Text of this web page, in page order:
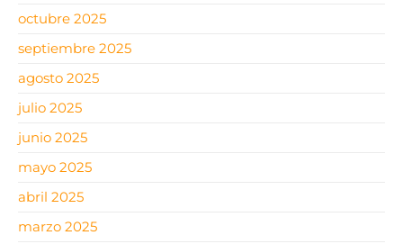
octubre 2025
septiembre 2025
agosto 2025
julio 2025
junio 2025
mayo 2025
abril 2025
marzo 2025